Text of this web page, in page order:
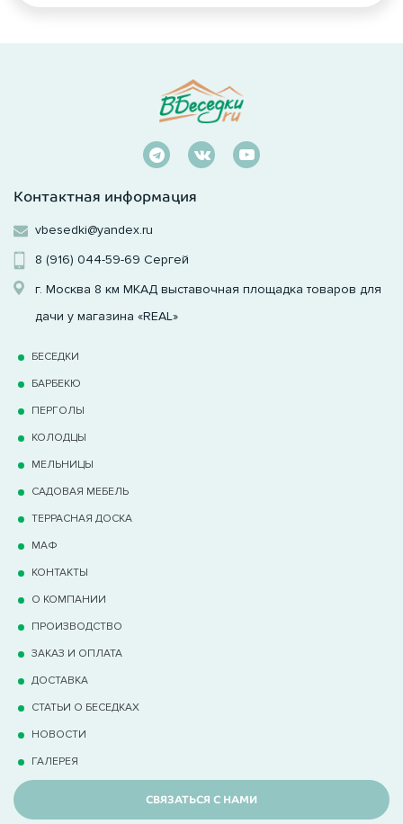
Контактная информация
vbesedki@yandex.ru
8 (916) 044-59-69 Сергей
г. Москва 8 км МКАД выставочная площадка товаров для
дачи у магазина «REAL»
БЕСЕДКИ
БАРБЕКЮ
ПЕРГОЛЫ
КОЛОДЦЫ
МЕЛЬНИЦЫ
САДОВАЯ МЕБЕЛЬ
ТЕРРАCНАЯ ДОСКА
МАФ
КОНТАКТЫ
О КОМПАНИИ
ПРОИЗВОДСТВО
ЗАКАЗ И ОПЛАТА
ДОСТАВКА
СТАТЬИ О БЕСЕДКАХ
НОВОСТИ
ГАЛЕРЕЯ
СВЯЗАТЬСЯ С НАМИ